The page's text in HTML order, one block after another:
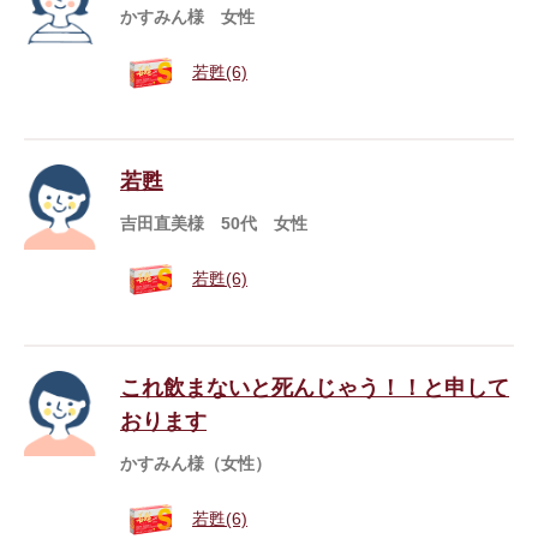
かすみん様 女性
若甦(6)
若甦
吉田直美様 50代 女性
若甦(6)
これ飲まないと死んじゃう！！と申して
おります
かすみん様（女性）
若甦(6)